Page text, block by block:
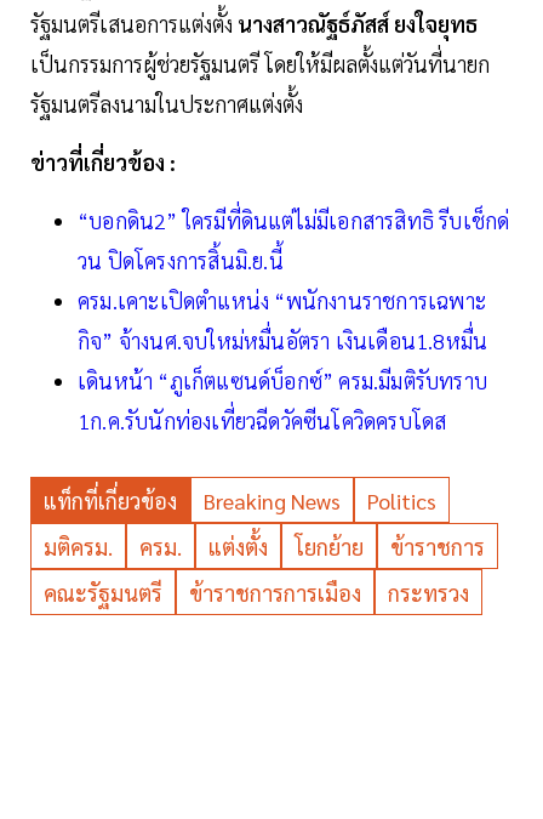
รัฐมนตรีเสนอการแต่งตั้ง นางสาวณัฐธ์ภัสส์ ยงใจยุทธ
เป็นกรรมการผู้ช่วยรัฐมนตรี โดยให้มีผลตั้งแต่วันที่นายก
รัฐมนตรีลงนามในประกาศแต่งตั้ง
ข่าวที่เกี่ยวข้อง :
“บอกดิน2” ใครมีที่ดินแต่ไม่มีเอกสารสิทธิ รีบเช็กด่
วน ปิดโครงการสิ้นมิ.ย.นี้
ครม.เคาะเปิดตำแหน่ง “พนักงานราชการเฉพาะ
กิจ” จ้างนศ.จบใหม่หมื่นอัตรา เงินเดือน1.8หมื่น
เดินหน้า “ภูเก็ตแซนด์บ็อกซ์” ครม.มีมติรับทราบ
1ก.ค.รับนักท่องเที่ยวฉีดวัคซีนโควิดครบโดส
แท็กที่เกี่ยวข้อง Breaking News
Politics
มติครม.
ครม. แต่งตั้ง โยกย้าย
ข้าราชการ
คณะรัฐมนตรี
ข้าราชการการเมือง กระทรวง